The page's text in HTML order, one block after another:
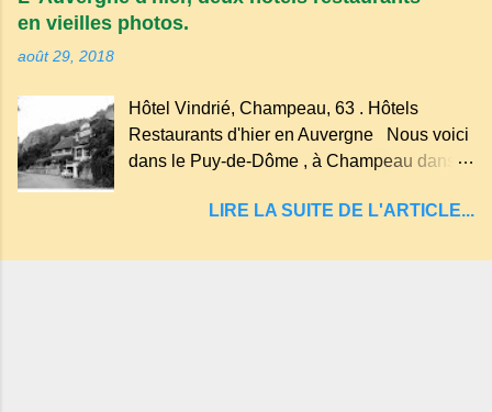
compte près de soixante. En Auvergne
"sans fond" et en forme d'entonnoir
entraînant vers les entrailles de la terre, les
malheureux qui s'approchaient trop de
en vieilles photos.
août 29, 2018
Hôtel Vindrié, Champeau, 63 . Hôtels
Restaurants d'hier en Auvergne Nous voici
dans le Puy-de-Dôme , à Champeau dans
Servant . L'Hôtel-Restaurant Vindrié était
son jambon de pays et son poulet cocotte,
LIRE LA SUITE DE L'ARTICLE...